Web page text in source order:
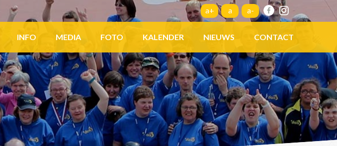
Facebook a+ a a-
INFO MEDIA FOTO KALENDER NIEUWS CONTACT